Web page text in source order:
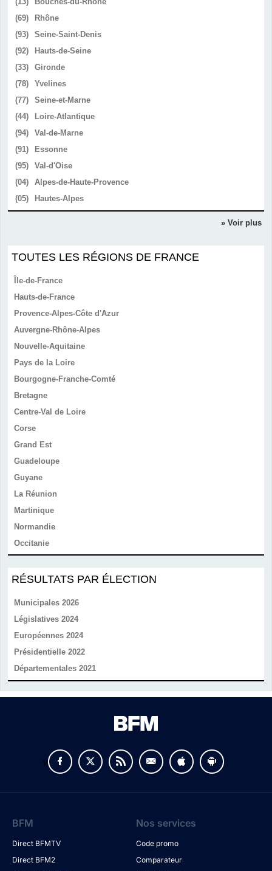
(69)
Rhône
(93)
Seine-Saint-Denis
(92)
Hauts-de-Seine
(33)
Gironde
(78)
Yvelines
(77)
Seine-et-Marne
(44)
Loire-Atlantique
(94)
Val-de-Marne
(91)
Essonne
(95)
Val-d'Oise
(04)
Alpes-de-Haute-Provence
(05)
Hautes-Alpes
» Voir plus
TOUTES LES RÉGIONS DE FRANCE
Île-de-France
Hauts-de-France
Provence-Alpes-Côte d'Azur
Auvergne-Rhône-Alpes
Nouvelle-Aquitaine
Pays de la Loire
Bourgogne-Franche-Comté
Bretagne
Centre-Val de Loire
Corse
Grand Est
Guadeloupe
Guyane
La Réunion
Martinique
Normandie
Occitanie
RÉSULTATS PAR ÉLECTION
Municipales 2026
Législatives 2024
Européennes 2024
Présidentielle 2022
Départementales 2021
v
BFM
Direct BFMTV
Direct BFM2
Nos services
Code promo
Comparateur